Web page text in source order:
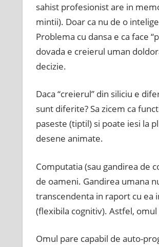
sahist profesionist are in
mintii). Doar ca nu de o
Problema cu dansa e ca face
dovada e creierul uman
decizie.
Daca “creierul” din siliciu e
sunt diferite? Sa zicem ca
paseste (tiptil) si poate iesi la
desene animate.
Computatia (sau gandirea de
de oameni. Gandirea umana
transcendenta in raport cu ea
(flexibila cognitiv). Astfel,
Omul pare capabil de auto-